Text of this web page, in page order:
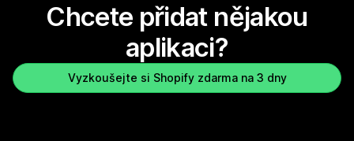
Chcete přidat nějakou
aplikaci?
Vyzkoušejte si Shopify zdarma na 3 dny